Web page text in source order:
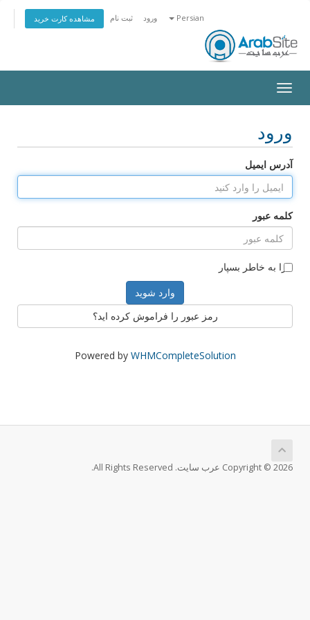
Persian ورود ثبت نام مشاهده کارت خرید
Toggle
navigation
ورود
آدرس ایمیل
کلمه عبور
مرا به خاطر بسپار
رمز عبور را فراموش کرده اید؟
Powered by WHMCompleteSolution
Copyright © 2026 عرب سايت. All Rights Reserved.